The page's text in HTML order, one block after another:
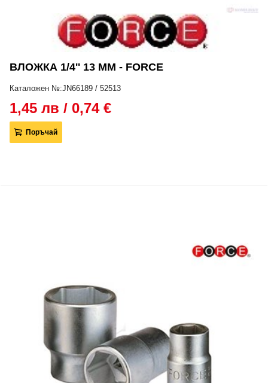
ВЛОЖКА 1/4'' 13 ММ - FORCE
Каталожен №:JN66189 / 52513
1,45 лв / 0,74 €
Поръчай